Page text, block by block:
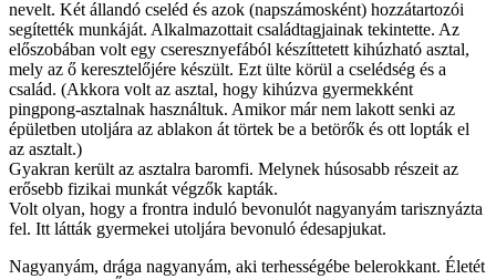
nevelt. Két állandó cseléd és azok (napszámosként) hozzátartozói
segítették munkáját. Alkalmazottait családtagjainak tekintette. Az
előszobában volt egy cseresznyefából készíttetett kihúzható asztal,
mely az ő keresztelőjére készült. Ezt ülte körül a cselédség és a
család. (Akkora volt az asztal, hogy kihúzva gyermekként
pingpong-asztalnak használtuk. Amikor már nem lakott senki az
épületben utoljára az ablakon át törtek be a betörők és ott lopták el
az asztalt.)
Gyakran került az asztalra baromfi. Melynek húsosabb részeit az
erősebb fizikai munkát végzők kapták.
Volt olyan, hogy a frontra induló bevonulót nagyanyám tarisznyázta
fel. Itt látták gyermekei utoljára bevonuló édesapjukat.
Nagyanyám, drága nagyanyám, aki terhességébe belerokkant. Életét